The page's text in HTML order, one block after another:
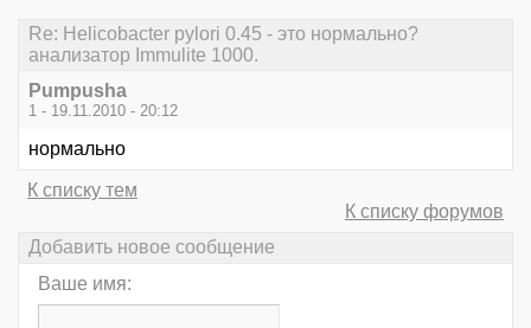
Re: Helicobacter pylori 0.45 - это нормально?
анализатор Immulite 1000.
Pumpusha
1 - 19.11.2010 - 20:12
нормально
К списку тем
К списку форумов
Добавить новое сообщение
Ваше имя: